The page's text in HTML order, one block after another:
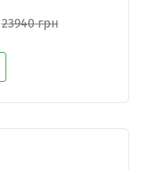
23940 грн